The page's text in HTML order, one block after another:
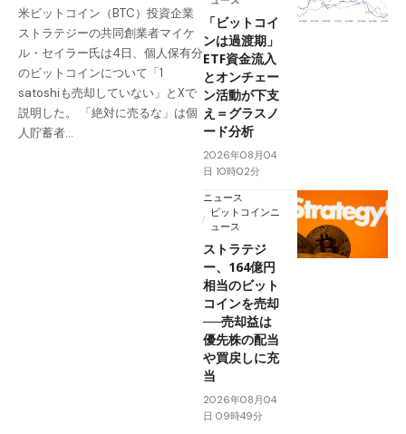
米ビットコイン（BTC）投資企業
ストラテジーの共同創業者マイケ
ル・セイラー氏は4日、個人保有分
のビットコインについて「1
satoshiも売却していない」とXで
説明した。 「絶対に売るな」は個
人貯蓄者…
「ビットコイ
ンは過渡期」
ETF資金流入
とオンチェー
ン活動が下支
え＝グラスノ
ード分析
2026年08月04
日 10時02分
ニュース
ビットコインニ
ュース
ストラテジ
ー、164億円
相当のビット
コインを売却
──売却益は
優先株の配当
や買戻しに充
当
2026年08月04
日 09時49分